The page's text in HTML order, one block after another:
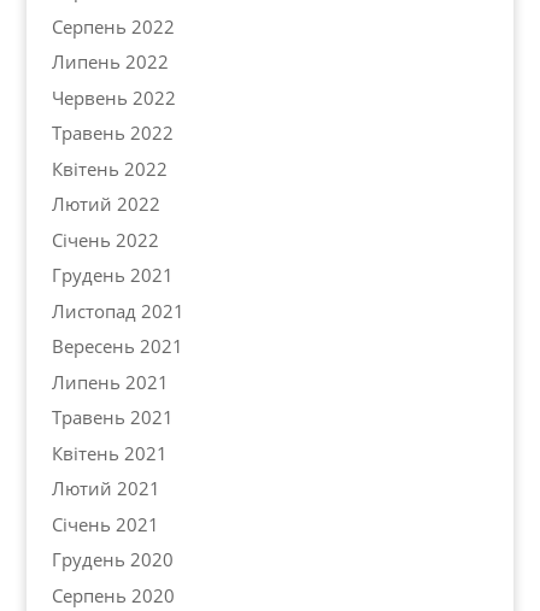
Серпень 2022
Липень 2022
Червень 2022
Травень 2022
Квітень 2022
Лютий 2022
Січень 2022
Грудень 2021
Листопад 2021
Вересень 2021
Липень 2021
Травень 2021
Квітень 2021
Лютий 2021
Січень 2021
Грудень 2020
Серпень 2020